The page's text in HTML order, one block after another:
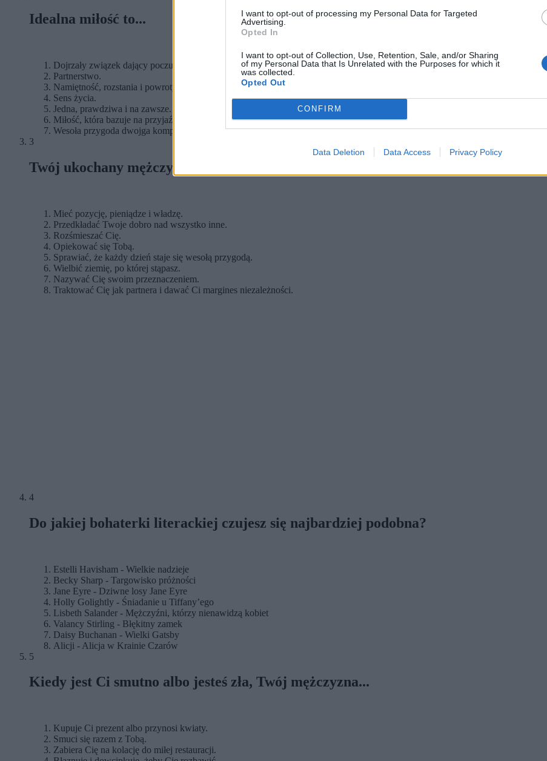
I want to opt-out of processing my Personal Data for Targeted
Advertising.
Opted In
I want to opt-out of Collection, Use, Retention, Sale, and/or Sharing
of my Personal Data that Is Unrelated with the Purposes for which it
was collected.
Opted Out
CONFIRM
Data Deletion Data Access Privacy Policy
Idealna miłość to...
Dojrzały związek dający poczucie bezpieczeństwa.
Partnerstwo.
Namiętność, rozstania i powroty.
Sens życia.
Jedna, prawdziwa i na zawsze.
Miłość, która bazuje na przyjaźni.
Wesoła przygoda dwojga kompanów.
3
Twój ukochany mężczyzna powinien...
Mieć pozycję, pieniądze i władzę.
Przedkładać Twoje dobro nad wszystko inne.
Rozśmieszać Cię.
Opiekować się Tobą.
Sprawiać, że każdy dzień staje się wesołą przygodą.
Wielbić ziemię, po której stąpasz.
Nazywać Cię swoim przeznaczeniem.
Traktować Cię jak partnera i dawać Ci margines niezależności.
4
Do jakiej bohaterki literackiej czujesz się najbardziej podobna?
Estelli Havisham - Wielkie nadzieje
Becky Sharp - Targowisko próżności
Jane Eyre - Dziwne losy Jane Eyre
Holly Golightly - Śniadanie u Tiffany’ego
Lisbeth Salander - Mężczyźni, którzy nienawidzą kobiet
Valancy Stirling - Błękitny zamek
Daisy Buchanan - Wielki Gatsby
Alicji - Alicja w Krainie Czarów
5
Kiedy jest Ci smutno albo jesteś zła, Twój mężczyzna...
Kupuje Ci prezent albo przynosi kwiaty.
Smuci się razem z Tobą.
Zabiera Cię na kolację do miłej restauracji.